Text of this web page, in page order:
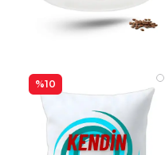
%10